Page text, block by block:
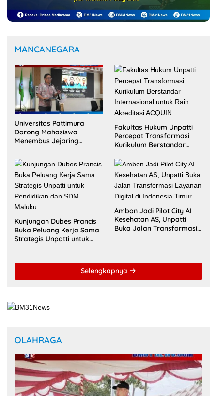
Selengkapnya
OLAHRAGA
16 Mei 2026
Zulkarnain Awat Amir Berharap Liga Kampung Soekarno
Cup U-17 Hidupkan Semangat Bung Karno di Bumi
Pamahanunusa
Masohi Jadi Zona Istimewa Soekarno Cup 2026, Benhur
Watubun: Ini Kota dan Tempat Tinggal Bung Karno
Airlangga Cup X 2026
Games 2025, Harumkan Nama Indonesia
28 November 2025
Bupati Maluku Tengah Tekankan Banda sebagai Ruang
Budaya yang Hidup dan Dinamis